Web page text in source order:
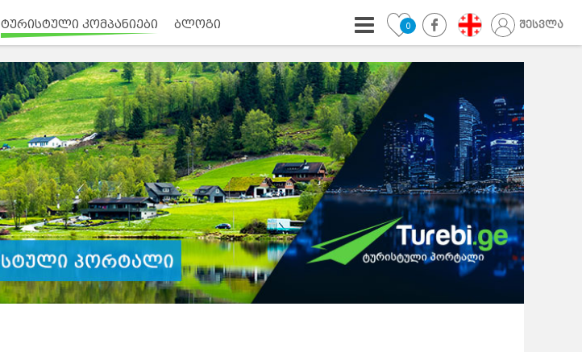
ტურისტული კომპანიები ბლოგი 0 შესვლა